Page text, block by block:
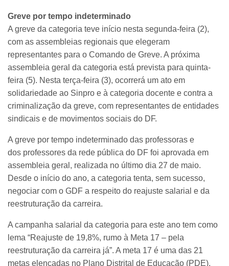
Greve por tempo indeterminado
A greve da categoria teve início nesta segunda-feira (2),
com as assembleias regionais que elegeram
representantes para o Comando de Greve. A próxima
assembleia geral da categoria está prevista para quinta-
feira (5). Nesta terça-feira (3), ocorrerá um ato em
solidariedade ao Sinpro e à categoria docente e contra a
criminalização da greve, com representantes de entidades
sindicais e de movimentos sociais do DF.
A greve por tempo indeterminado das professoras e
dos professores da rede pública do DF foi aprovada em
assembleia geral, realizada no último dia 27 de maio.
Desde o início do ano, a categoria tenta, sem sucesso,
negociar com o GDF a respeito do reajuste salarial e da
reestruturação da carreira.
A campanha salarial da categoria para este ano tem como
lema “Reajuste de 19,8%, rumo à Meta 17 – pela
reestruturação da carreira já”. A meta 17 é uma das 21
metas elencadas no Plano Distrital de Educação (PDE),